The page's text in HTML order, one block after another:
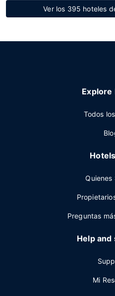
Ver los 395 hoteles
Explore
Todos
Quienes
Preguntas
Help
Mi